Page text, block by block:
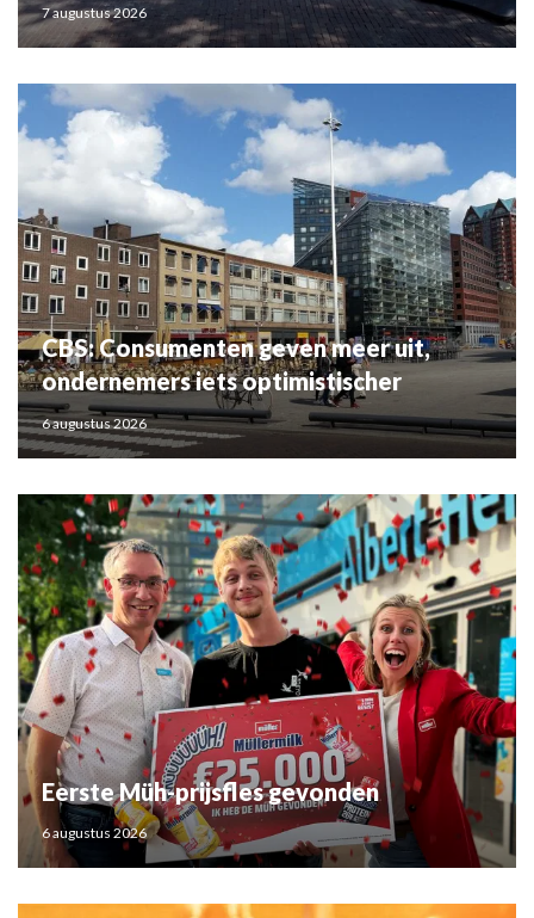
7 augustus 2026
CBS: Consumenten geven meer uit,
ondernemers iets optimistischer
6 augustus 2026
Eerste Müh-prijsfles gevonden
6 augustus 2026